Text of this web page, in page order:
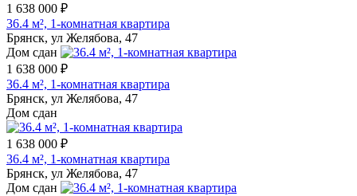
1 638 000 ₽
36.4 м², 1-комнатная квартира
Брянск, ул Желябова, 47
Дом сдан
1 638 000 ₽
36.4 м², 1-комнатная квартира
Брянск, ул Желябова, 47
Дом сдан
1 638 000 ₽
36.4 м², 1-комнатная квартира
Брянск, ул Желябова, 47
Дом сдан